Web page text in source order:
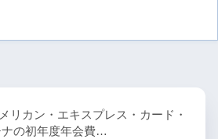
リカン・エキスプレス・カード・
ナの初年度年会費…